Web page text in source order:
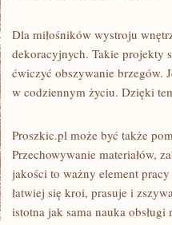
Dla miłośników wystroju
dekoracyjnych. Takie projekty
ćwiczyć obszywanie brzegów.
w codziennym życiu. Dzięki
Proszkic.pl może być także
Przechowywanie materiałów,
jakości to ważny element
łatwiej się kroi, prasuje i
istotna jak sama nauka obsługi